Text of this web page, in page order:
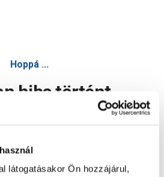
látogatásakor Ön hozzájárul,
Hoppá ...
hiba történt
újratöltése